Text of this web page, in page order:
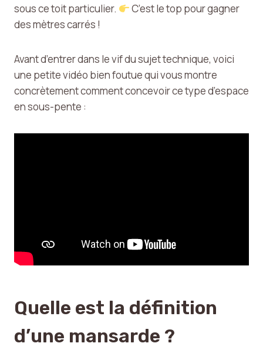
sous ce toit particulier.
C’est le top pour gagner
des mètres carrés !
Avant d’entrer dans le vif du sujet technique, voici
une petite vidéo bien foutue qui vous montre
concrètement comment concevoir ce type d’espace
en sous-pente :
Quelle est la définition
d’une mansarde ?